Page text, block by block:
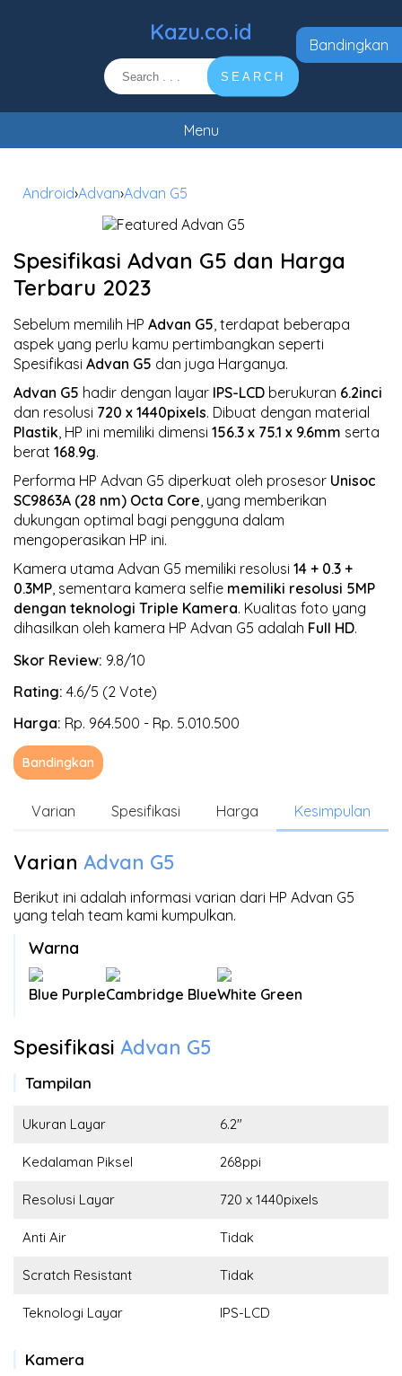
Kazu.co.id
SEARCH
Menu
Android›Advan›Advan G5
Spesifikasi Advan G5 dan Harga
Terbaru 2023
Sebelum memilih HP Advan G5, terdapat beberapa
aspek yang perlu kamu pertimbangkan seperti
Spesifikasi Advan G5 dan juga Harganya.
Advan G5 hadir dengan layar IPS-LCD berukuran 6.2inci
dan resolusi 720 x 1440pixels. Dibuat dengan material
Plastik, HP ini memiliki dimensi 156.3 x 75.1 x 9.6mm serta
berat 168.9g.
Performa HP Advan G5 diperkuat oleh prosesor Unisoc
SC9863A (28 nm) Octa Core, yang memberikan
dukungan optimal bagi pengguna dalam
mengoperasikan HP ini.
Kamera utama Advan G5 memiliki resolusi 14 + 0.3 +
0.3MP, sementara kamera selfie memiliki resolusi 5MP
dengan teknologi Triple Kamera. Kualitas foto yang
dihasilkan oleh kamera HP Advan G5 adalah Full HD.
Skor Review: 9.8/10
Rating: 4.6/5 (2 Vote)
Harga: Rp. 964.500 - Rp. 5.010.500
Bandingkan
Varian Spesifikasi Harga Kesimpulan
Varian Advan G5
Berikut ini adalah informasi varian dari HP Advan G5
yang telah team kami kumpulkan.
Warna
Blue PurpleCambridge BlueWhite Green
Spesifikasi Advan G5
Tampilan
Ukuran Layar 6.2"
Kedalaman Piksel 268ppi
Resolusi Layar 720 x 1440pixels
Anti Air Tidak
Scratch Resistant Tidak
Teknologi Layar IPS-LCD
Kamera
Bandingkan